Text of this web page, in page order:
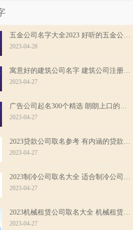
2023-04-28
2023-04-27
2023-04-27
2023-04-27
2023-04-27
2023-04-27